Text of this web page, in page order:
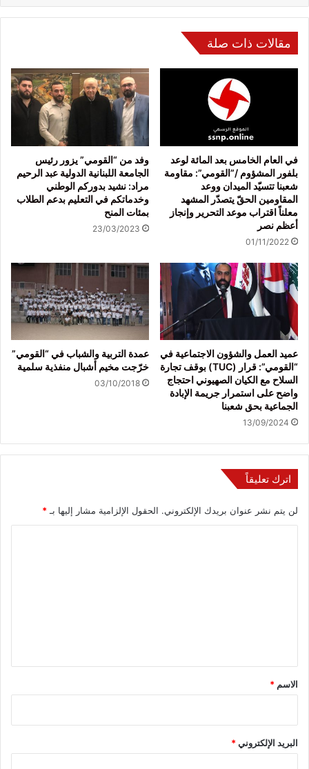
مقالات ذات صلة
في العام الخامس بعد المائة لوعد
بلفور المشؤوم /”القومي”: مقاومة
شعبنا تتسيّد الميدان ووعد
المقاومين الحقّ يتصدّر المشهد
معلناً اقتراب موعد التحرير وإنجاز
أعظم نصر
01/11/2022
وفد من “القومي” يزور رئيس
الجامعة اللبنانية الدولية عبد الرحيم
مراد: نشيد بدوركم الوطني
وخدماتكم في التعليم بدعم الطلاب
بمئات المنح
23/03/2023
عميد العمل والشؤون الاجتماعية في
“القومي”: قرار (TUC) بوقف تجارة
السلاح مع الكيان الصهيوني احتجاج
واضح على استمرار جريمة الإبادة
الجماعية بحق شعبنا
13/09/2024
عمدة التربية والشباب في “القومي”
خرّجت مخيم أشبال منفذية سلمية
03/10/2018
اترك تعليقاً
لن يتم نشر عنوان بريدك الإلكتروني. الحقول الإلزامية مشار إليها بـ*
*
الاسم *
البريد الإلكتروني*